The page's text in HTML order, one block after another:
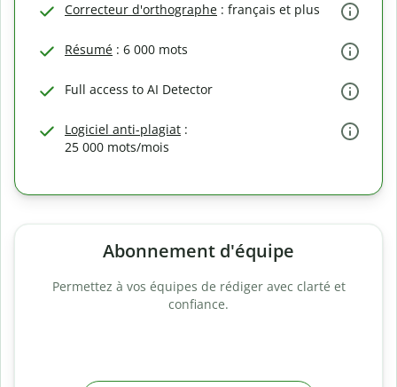
Correcteur d'orthographe : français et plus
Résumé : 6 000 mots
Full access to AI Detector
Logiciel anti-plagiat :
25 000 mots/mois
Abonnement d'équipe
Permettez à vos équipes de rédiger avec clarté et
confiance.